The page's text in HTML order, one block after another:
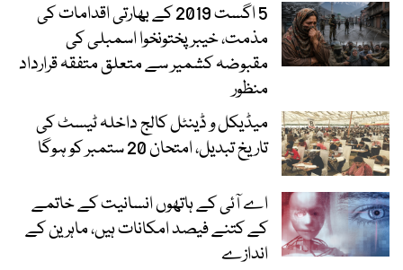
5 اگست 2019 کے بھارتی اقدامات کی
مذمت، خیبرپختونخوا اسمبلی کی
مقبوضہ کشمیر سے متعلق متفقہ قرارداد
منظور
میڈیکل و ڈینٹل کالج داخلہ ٹیسٹ کی
تاریخ تبدیل، امتحان 20 ستمبر کو ہوگا
اے آئی کے ہاتھوں انسانیت کے خاتمے
کے کتنے فیصد امکانات ہیں، ماہرین کے
اندازے